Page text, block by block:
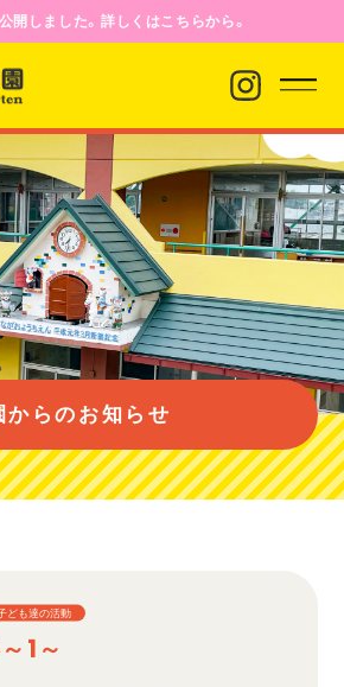
開しました。詳しくはこちらから。
らせ
ポリシー
からのお知らせ
ども達の活動
1～